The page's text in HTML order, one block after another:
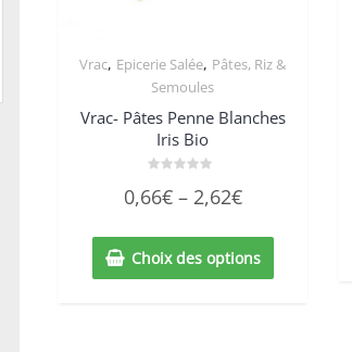
Vrac, Epicerie Salée, Pâtes, Riz &
Semoules
Vrac- Pâtes Penne Blanches
Iris Bio
0
0,66€– 2,62€
Choix des options